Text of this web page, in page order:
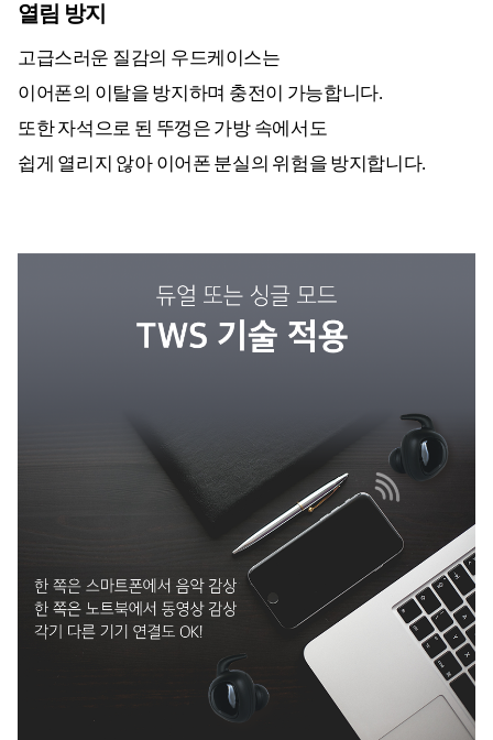
열림 방지
고급스러운 질감의 우드케이스는
이어폰의 이탈을 방지하며 충전이 가능합니다.
또한 자석으로 된 뚜껑은 가방 속에서도
쉽게 열리지 않아 이어폰 분실의 위험을 방지합니다.